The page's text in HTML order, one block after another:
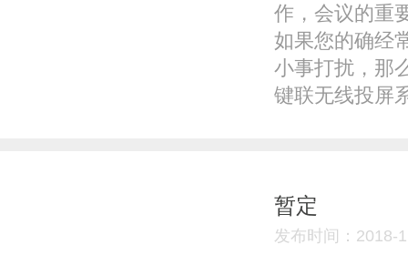
作，会议的重
如果您的确经
小事打扰，那
键联无线投屏
暂定
发布时间：2018-